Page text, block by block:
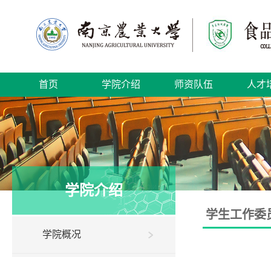
首页 学院介绍 师资队伍 人才
学院介绍
学院概况
学生工作委